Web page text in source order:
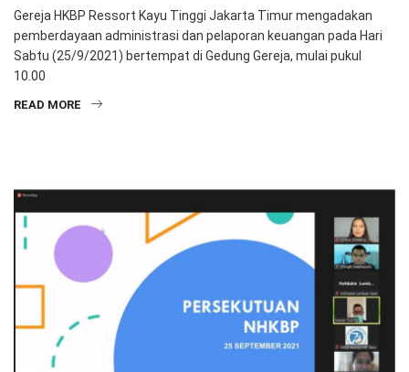
Gereja HKBP Ressort Kayu Tinggi Jakarta Timur mengadakan
pemberdayaan administrasi dan pelaporan keuangan pada Hari
Sabtu (25/9/2021) bertempat di Gedung Gereja, mulai pukul
10.00
READ MORE